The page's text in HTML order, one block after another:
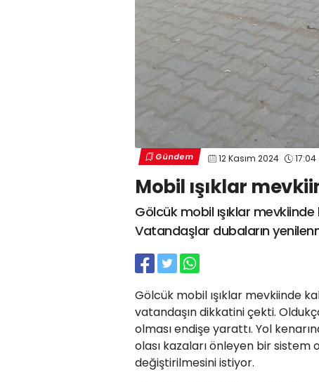
Gündem 12 Kasım 2024 17:04
Mobil ışıklar
Gölcük mobil ışıklar
Vatandaşlar dubaların
Gölcük mobil ışıklar mevkiinde
vatandaşın dikkatini çekti.
olması endişe yarattı. Yol
olası kazaları önleyen bir
değiştirilmesini istiyor.